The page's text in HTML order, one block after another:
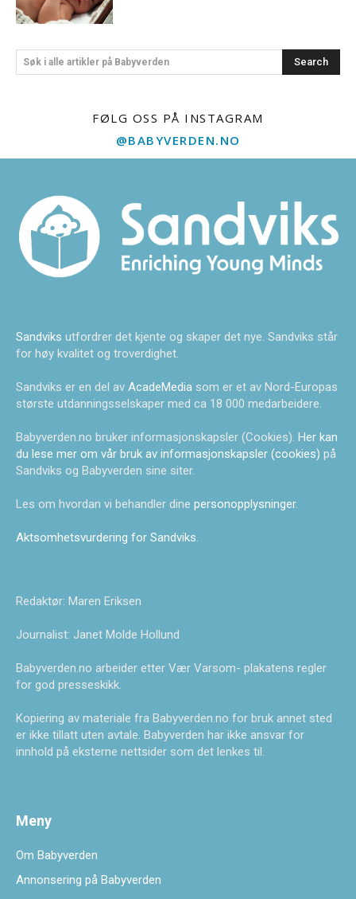
Søk i alle artikler på Babyverden Search
FØLG OSS PÅ INSTAGRAM
@BABYVERDEN.NO
Sandviks utfordrer det kjente og skaper det nye. Sandviks står
for høy kvalitet og troverdighet.
Sandviks er en del av AcadeMedia som er et av Nord-Europas
største utdanningsselskaper med ca 18 000 medarbeidere.
Babyverden.no bruker informasjonskapsler (Cookies). Her kan
du lese mer om vår bruk av informasjonskapsler (cookies) på
Sandviks og Babyverden sine siter.
Les om hvordan vi behandler dine personopplysninger.
Aktsomhetsvurdering for Sandviks
Redaktør: Maren Eriksen
Journalist: Janet Molde Hollund
Babyverden.no arbeider etter Vær Varsom- plakatens regler
for god presseskikk.
Kopiering av materiale fra Babyverden.no for bruk annet sted
er ikke tillatt uten avtale. Babyverden har ikke ansvar for
innhold på eksterne nettsider som det lenkes til.
Meny
Om Babyverden
Annonsering på Babyverden